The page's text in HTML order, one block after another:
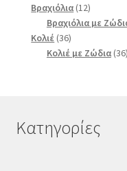
προϊόντα
Βραχιόλια 1212
προϊόντα
Βραχιόλια με
Κολιέ 3636
προϊόντα
Κολιέ με Ζώδια 36
Κατηγορίες